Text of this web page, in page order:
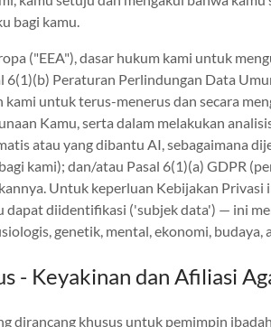
bagi kamu.
("EEA"), dasar hukum kami untuk
6(1)(b) Peraturan Perlindungan Data
untuk terus-menerus dan secara
Kamu, serta dalam melakukan
atau yang dibantu AI, sebagaimana
kami); dan/atau Pasal 6(1)(a) GDPR
Untuk keperluan Kebijakan
diidentifikasi ('subjek data') — ini
genetik, mental, ekonomi, budaya,
- Keyakinan dan Afiliasi
dirancang khusus untuk pemimpin